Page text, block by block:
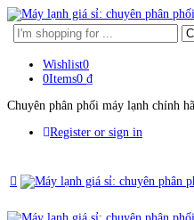
Search
here
Wishlist0
0Items0 ₫
Chuyên phân phối máy lạnh chính
Register or sign in